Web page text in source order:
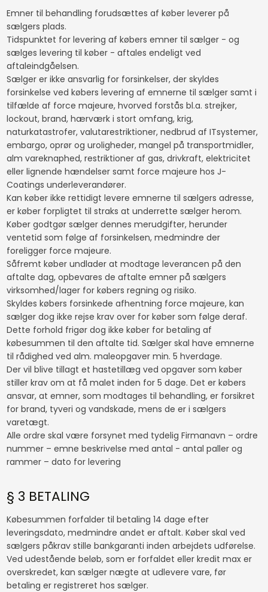
Emner til behandling forudsættes af køber leverer på
sælgers plads.
Tidspunktet for levering af købers emner til sælger - og
sælges levering til køber - aftales endeligt ved
aftaleindgåelsen.
Sælger er ikke ansvarlig for forsinkelser, der skyldes
forsinkelse ved købers levering af emnerne til sælger samt i
tilfælde af force majeure, hvorved forstås bl.a. strejker,
lockout, brand, hærværk i stort omfang, krig,
naturkatastrofer, valutarestriktioner, nedbrud af ITsystemer,
embargo, oprør og uroligheder, mangel på transportmidler,
alm vareknaphed, restriktioner af gas, drivkraft, elektricitet
eller lignende hændelser samt force majeure hos J-
Coatings underleverandører.
Kan køber ikke rettidigt levere emnerne til sælgers adresse,
er køber forpligtet til straks at underrette sælger herom.
Køber godtgør sælger dennes merudgifter, herunder
ventetid som følge af forsinkelsen, medmindre der
foreligger force majeure.
Såfremt køber undlader at modtage leverancen på den
aftalte dag, opbevares de aftalte emner på sælgers
virksomhed/lager for købers regning og risiko.
Skyldes købers forsinkede afhentning force majeure, kan
sælger dog ikke rejse krav over for køber som følge deraf.
Dette forhold frigør dog ikke køber for betaling af
købesummen til den aftalte tid. Sælger skal have emnerne
til rådighed ved alm. maleopgaver min. 5 hverdage.
Der vil blive tillagt et hastetillæg ved opgaver som køber
stiller krav om at få malet inden for 5 dage. Det er købers
ansvar, at emner, som modtages til behandling, er forsikret
for brand, tyveri og vandskade, mens de er i sælgers
varetægt.
Alle ordre skal være forsynet med tydelig Firmanavn – ordre
nummer – emne beskrivelse med antal - antal paller og
rammer – dato for levering
§ 3 BETALING
Købesummen forfalder til betaling 14 dage efter
leveringsdato, medmindre andet er aftalt. Køber skal ved
sælgers påkrav stille bankgaranti inden arbejdets udførelse.
Ved udestående beløb, som er forfaldet eller kredit max er
overskredet, kan sælger nægte at udlevere vare, før
betaling er registreret hos sælger.